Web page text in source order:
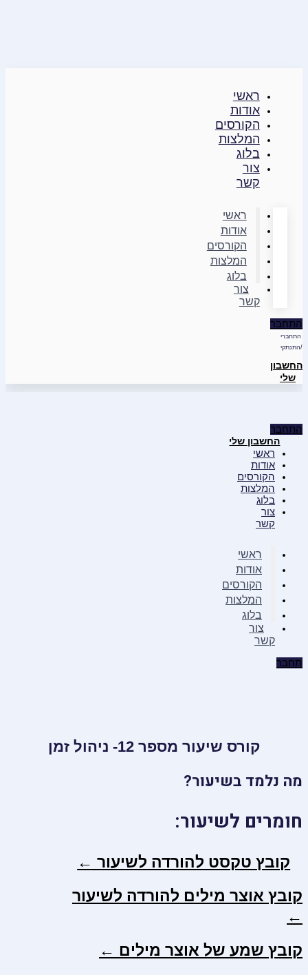
ראשי
אודות
הקורסים
המלצות
בלוג
צור
קשר
ראשי
אודות
הקורסים
המלצות
בלוג
צור
קשר
התחבר
התחברי
/התנתקי
החשבון
שלי
התחבר
החשבון שלי
ראשי
אודות
הקורסים
המלצות
בלוג
צור
קשר
ראשי
אודות
הקורסים
המלצות
בלוג
צור
קשר
התחבר
קורס שיעור מספר 12- ניהול זמן
מה נלמד בשיעור?
חומרים לשיעור:
קובץ טקסט להורדה לשיעור ←
קובץ אוצר מילים להורדה לשיעור
←
קובץ שמע של אוצר מילים ←